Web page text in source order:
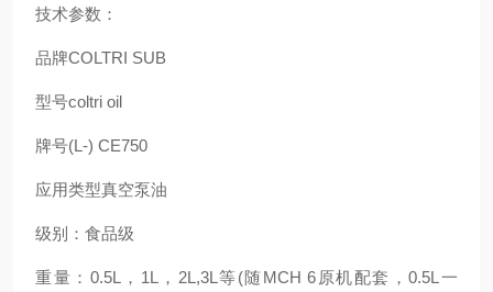
技术参数：
品牌COLTRI SUB
型号coltri oil
牌号(L-) CE750
应用类型真空泵油
级别：食品级
重量：0.5L，1L，2L,3L等(随MCH 6原机配套，0.5L一